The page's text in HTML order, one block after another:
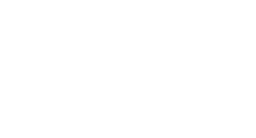
უნდა გაიაროთ